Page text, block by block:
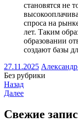
становятся не
спроса на
лет. Таким
образовании
создают базы
27.11.2025
Без рубрики
Назад
Далее
Свежие